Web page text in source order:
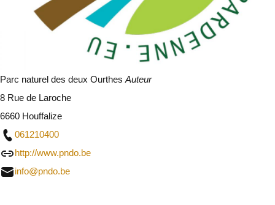
Parc naturel des deux Ourthes Auteur
8 Rue de Laroche
6660 Houffalize
061210400
http://www.pndo.be
info@pndo.be